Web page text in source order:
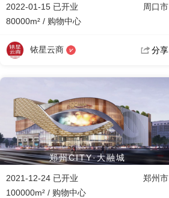
2022-01-15 已开业
周口市
80000m² / 购物中心
铱星云商 分享
郑州CITY·大融城
2021-12-24 已开业
郑州市
100000m² / 购物中心